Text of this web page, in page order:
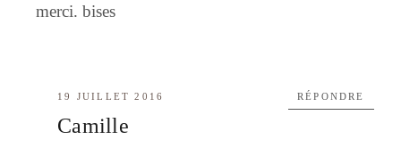
merci. bises
19 JUILLET 2016
Camille
RÉPONDRE